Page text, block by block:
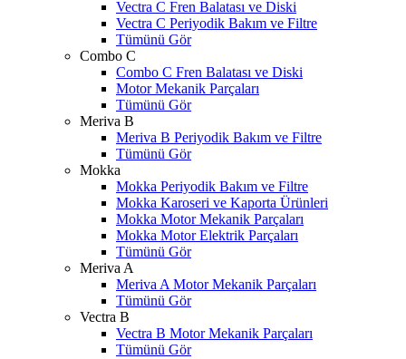
Vectra C Fren Balatası ve Diski
Vectra C Periyodik Bakım ve Filtre
Tümünü Gör
Combo C
Combo C Fren Balatası ve Diski
Motor Mekanik Parçaları
Tümünü Gör
Meriva B
Meriva B Periyodik Bakım ve Filtre
Tümünü Gör
Mokka
Mokka Periyodik Bakım ve Filtre
Mokka Karoseri ve Kaporta Ürünleri
Mokka Motor Mekanik Parçaları
Mokka Motor Elektrik Parçaları
Tümünü Gör
Meriva A
Meriva A Motor Mekanik Parçaları
Tümünü Gör
Vectra B
Vectra B Motor Mekanik Parçaları
Tümünü Gör